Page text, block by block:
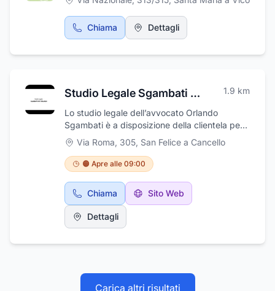
Chiama Dettagli
Studio Legale Sgambati Avv. Orlando 1.9 km
Lo studio legale dell’avvocato Orlando
Sgambati è a disposizione della clientela per
consulenze legali in ambito civile, penale ed
aziendale. Con grande professionalità e
serietà, questo professionista sempre
aggiornato è in grado di aiutare i propri clienti
con efficienza e puntualità. La sede dello
studio si trova in via Roma a San Felice A
Cancello in provincia di Caserta.
Via Roma, 305, San Felice a Cancello
🟠 Apre alle 09:00
Chiama Sito Web
Dettagli
Carica altri risultati